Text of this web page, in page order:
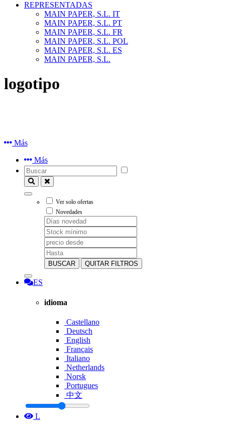
REPRESENTADAS
MAIN PAPER, S.L. IT
MAIN PAPER, S.L. PT
MAIN PAPER, S.L. FR
MAIN PAPER, S.L. POL
MAIN PAPER, S.L. ES
MAIN PAPER, S.L.
logotipo
Más
Más
Ver solo ofertas
Novedades
BUSCAR QUITAR FILTROS
ES
idioma
Castellano
Deutsch
English
Français
Italiano
Netherlands
Norsk
Portugues
中文
L